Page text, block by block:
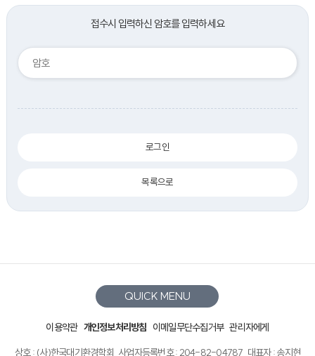
접수시 입력하신 암호를 입력하세요
로그인
목록으로
이용약관 개인정보처리방침 이메일무단수집거부 관리자에게
QUICK MENU
상호 : (사)한국대기환경학회 사업자등록번호 : 204-82-04787 대표자 : 송지현